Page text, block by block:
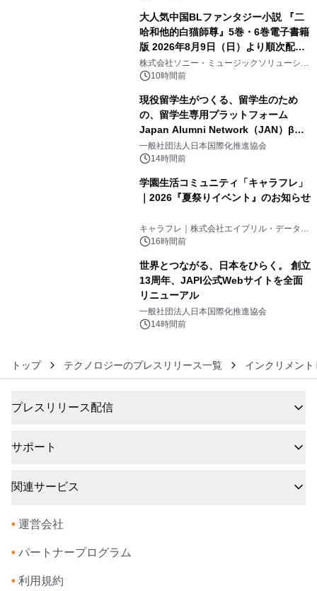
大人気中国BLファンタジー小説 『二
哈和他的白猫師尊』5巻・6巻電子書籍
版 2026年8月9日（日）より順次配信
開始
株式会社ソニー・ミュージックソリューショ
ンズ10時間前
現役留学生がつくる、留学生のため
の、留学生専用プラットフォーム
Japan Alumni Network（JAN）β版
をリリース
一般社団法人日本国際化推進協会
14時間前
学園生活コミュニティ「キャラフレ」
｜2026『夏祭りイベント』のお知らせ
キャラフレ｜株式会社エイプリル・データ・
デザインズ
16時間前
世界とつながる、日本をひらく。 創立
13周年、JAPI公式Webサイトを全面
リニューアル
一般社団法人日本国際化推進協会
14時間前
トップ テクノロジーのプレスリリース一覧 インクリメン
プレスリリース配信
サポート
関連サービス
• 運営会社
• パートナープログラム
• 利用規約